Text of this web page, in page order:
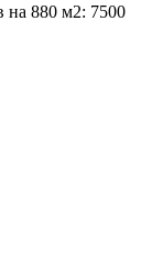
на 880 м2: 7500